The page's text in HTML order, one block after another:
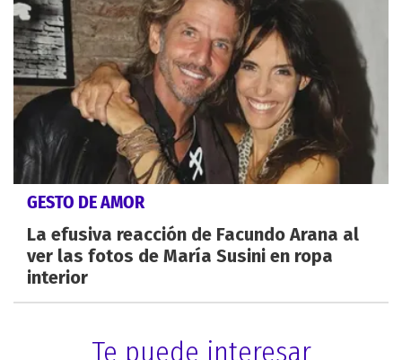
GESTO DE AMOR
La efusiva reacción de Facundo Arana al
ver las fotos de María Susini en ropa
interior
Te puede interesar